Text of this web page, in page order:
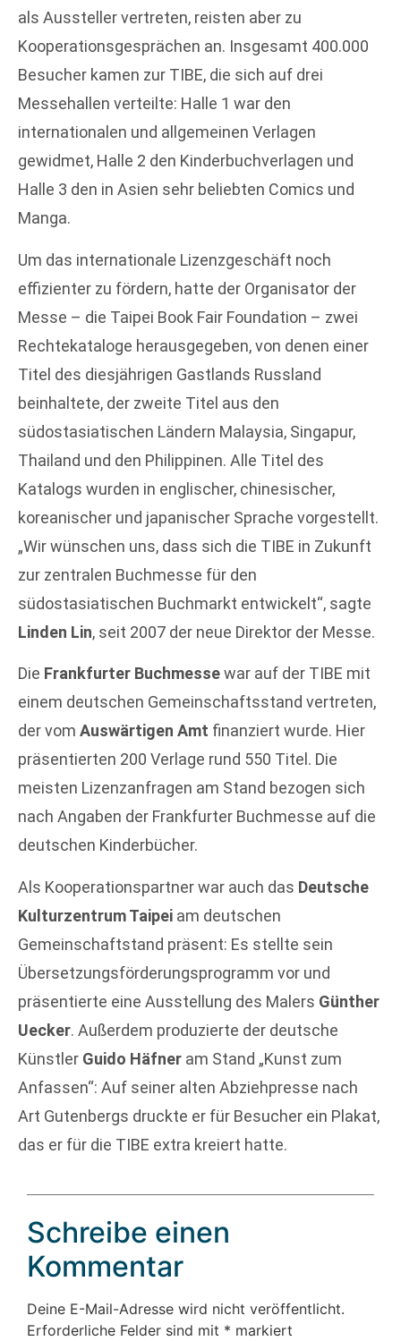
als Aussteller vertreten, reisten aber zu
Kooperationsgesprächen an. Insgesamt 400.000
Besucher kamen zur TIBE, die sich auf drei
Messehallen verteilte: Halle 1 war den
internationalen und allgemeinen Verlagen
gewidmet, Halle 2 den Kinderbuchverlagen und
Halle 3 den in Asien sehr beliebten Comics und
Manga.
Um das internationale Lizenzgeschäft noch
effizienter zu fördern, hatte der Organisator der
Messe – die Taipei Book Fair Foundation – zwei
Rechtekataloge herausgegeben, von denen einer
Titel des diesjährigen Gastlands Russland
beinhaltete, der zweite Titel aus den
südostasiatischen Ländern Malaysia, Singapur,
Thailand und den Philippinen. Alle Titel des
Katalogs wurden in englischer, chinesischer,
koreanischer und japanischer Sprache vorgestellt.
„Wir wünschen uns, dass sich die TIBE in Zukunft
zur zentralen Buchmesse für den
südostasiatischen Buchmarkt entwickelt“, sagte
Linden Lin, seit 2007 der neue Direktor der Messe.
Die Frankfurter Buchmessewar auf der TIBE mit
einem deutschen Gemeinschaftsstand vertreten,
der vom Auswärtigen Amt finanziert wurde. Hier
präsentierten 200 Verlage rund 550 Titel. Die
meisten Lizenzanfragen am Stand bezogen sich
nach Angaben der Frankfurter Buchmesse auf die
deutschen Kinderbücher.
Als Kooperationspartner war auch das Deutsche
Kulturzentrum Taipei am deutschen
Gemeinschaftstand präsent: Es stellte sein
Übersetzungsförderungsprogramm vor und
präsentierte eine Ausstellung des Malers Günther
Uecker. Außerdem produzierte der deutsche
Künstler Guido Häfner am Stand „Kunst zum
Anfassen“: Auf seiner alten Abziehpresse nach
Art Gutenbergs druckte er für Besucher ein Plakat,
das er für die TIBE extra kreiert hatte.
Schreibe einen
Kommentar
Deine E-Mail-Adresse wird nicht veröffentlicht.
Erforderliche Felder sind mit * markiert